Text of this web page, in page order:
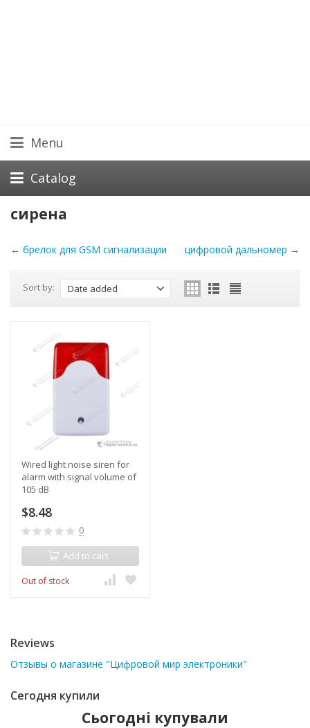
Menu
Catalog
сирена
цифровой дальномер →
← брелок для GSM сигнализации
Sort by: Date added
Wired light noise siren for
alarm with signal volume of
105 dB
$8.48
0
Add to cart
Out of stock
Reviews
Отзывы о магазине "Цифровой мир электроники"
Сегодня купили
Сьогодні купували